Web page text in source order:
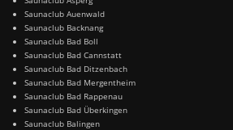
Saunaclub Auenwald
Saunaclub Backnang
Saunaclub Bad Boll
Saunaclub Bad Cannstatt
Saunaclub Bad Ditzenbach
Saunaclub Bad Mergentheim
Saunaclub Bad Rappenau
Saunaclub Bad Überkingen
Saunaclub Balingen